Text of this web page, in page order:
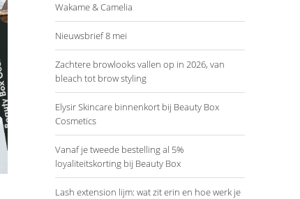
Wakame & Camelia
Nieuwsbrief 8 mei
Zachtere browlooks vallen op in 2026, van
bleach tot brow styling
Elysir Skincare binnenkort bij Beauty Box
Cosmetics
Vanaf je tweede bestelling al 5%
loyaliteitskorting bij Beauty Box
Lash extension lijm: wat zit erin en hoe werk je